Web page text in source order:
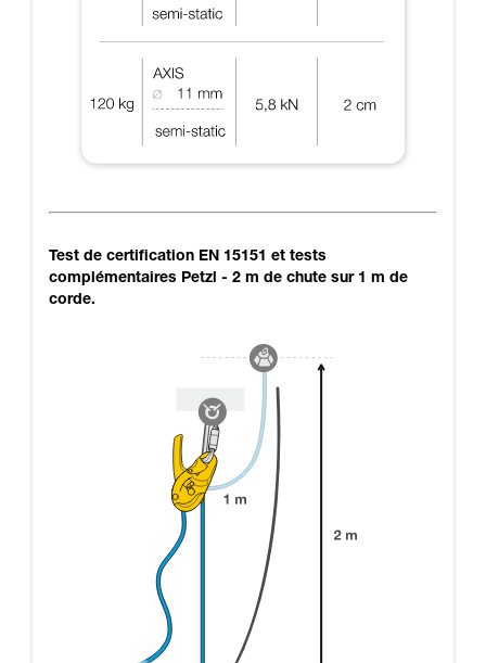
Test de certification EN 15151 et tests
complémentaires Petzl - 2 m de chute sur 1 m de
corde.